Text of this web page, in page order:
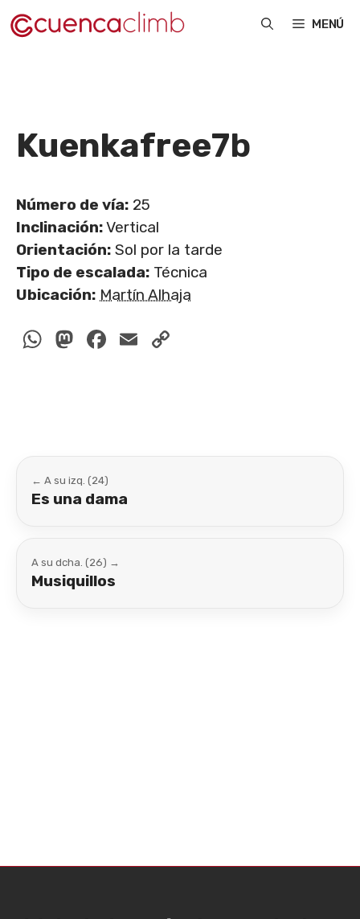
Saltar
al
MENÚ
Kuenkafree7b
Número de vía: 25
Inclinación:Vertical
Orientación: Sol por la tarde
Tipo de escalada: Técnica
Ubicación: Martín Alhaja
WhatsApp
Mastodon
Facebook
Email
← A su izq. (24)
Es una dama
A su dcha. (26) →
Musiquillos